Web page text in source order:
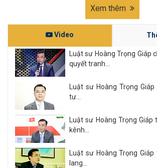
Xem thêm
Video
Luật sư Hoàng Trọng Giáp
quyết tranh...
Luật sư Hoàng Trọng
tư...
Luật sư Hoàng Trọng
kênh...
Luật sư Hoàng Trọng
lang...